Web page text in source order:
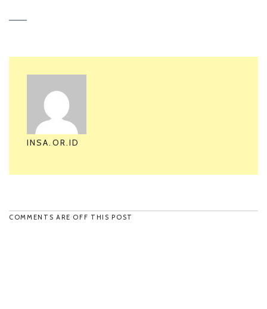
INSA.OR.ID
COMMENTS ARE OFF THIS POST